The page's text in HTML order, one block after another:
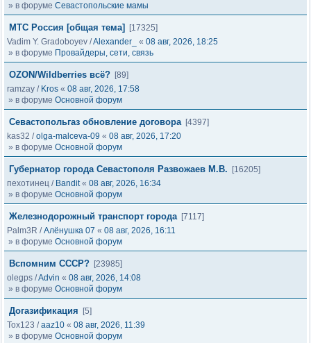
» в форуме Севастопольские мамы
МТС Россия [общая тема]
[17325]
Vadim Y. Gradoboyev /Alexander_ « 08 авг, 2026, 18:25
» в форуме Провайдеры, сети, связь
OZON/Wildberries всё? [89]
ramzay / Kros « 08 авг, 2026, 17:58
» в форуме Основной форум
Севастопольгаз обновление договора [4397]
kas32 /olga-malceva-09 « 08 авг, 2026, 17:20
» в форуме Основной форум
Губернатор города Севастополя Развожаев М.В.
[16205]
пехотинец / Bandit« 08 авг, 2026, 16:34
» в форуме Основной форум
Железнодорожный транспорт города [7117]
Palm3R /Алёнушка 07 « 08 авг, 2026, 16:11
» в форуме Основной форум
Вспомним СССР? [23985]
olegps /Advin « 08 авг, 2026, 14:08
» в форуме Основной форум
Догазификация
[5]
Tox123 /aaz10 « 08 авг, 2026, 11:39
» в форуме Основной форум